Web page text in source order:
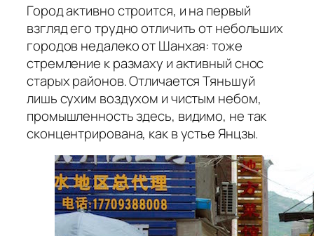
Город активно строится, и на первый
взгляд его трудно отличить от небольших
городов недалеко от Шанхая: тоже
стремление к размаху и активный снос
старых районов. Отличается Тяньшуй
лишь сухим воздухом и чистым небом,
промышленность здесь, видимо, не так
сконцентрирована, как в устье Янцзы.